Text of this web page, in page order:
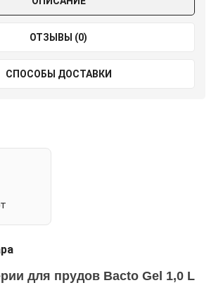
ОТЗЫВЫ (0)
СПОСОБЫ ДОСТАВКИ
для прудов Bacto Gel 1,0 L